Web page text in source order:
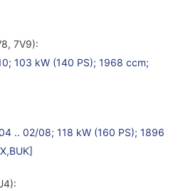
7V9):
103 kW (140 PS); 1968 ccm;
.. 02/08; 118 kW (160 PS); 1896